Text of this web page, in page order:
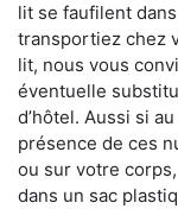
lit se faufilent
transportiez chez
lit, nous vous
éventuelle
d’hôtel. Aussi si
présence de ces
ou sur votre
dans un sac